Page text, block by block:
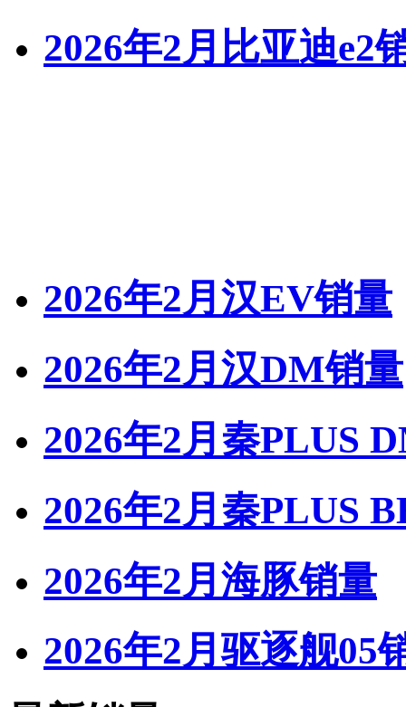
2026年2月比亚迪e2
2026年2月汉EV销量
2026年2月汉DM销量
2026年2月秦PLUS
2026年2月秦PLUS
2026年2月海豚销量
2026年2月驱逐舰05